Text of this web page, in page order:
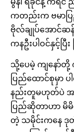
ကတည်းက ဗမာပြ
ဗိုလ်ချုပ်အောင်ဆ
ကနဦးပါဝင်နှင့်ပ
သို့ပေမဲ့ ကျနော်
ပြည်ထောင်စုမှာ
နည်းတူမဟုတ်ပဲ အ
ပြည်ဆိုတာဟာ
တဲ့ သမိုင်းကနေ